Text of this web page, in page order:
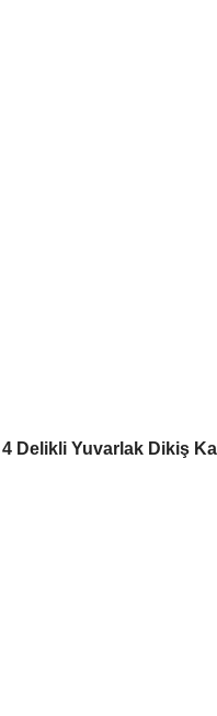
Delikli Yuvarlak Dikiş